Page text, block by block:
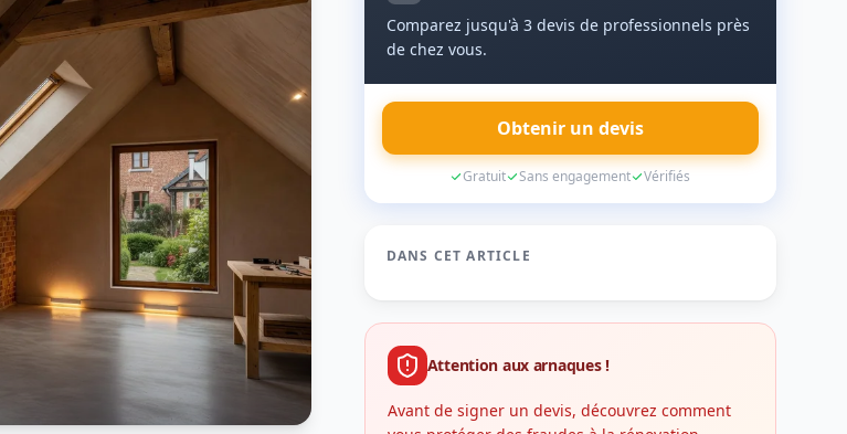
Comparez jusqu'à 3 devis de professionnels près
de chez vous.
Obtenir un devis
Gratuit Sans engagement Vérifiés
DANS CET ARTICLE
Attention aux arnaques !
Avant de signer un devis, découvrez comment